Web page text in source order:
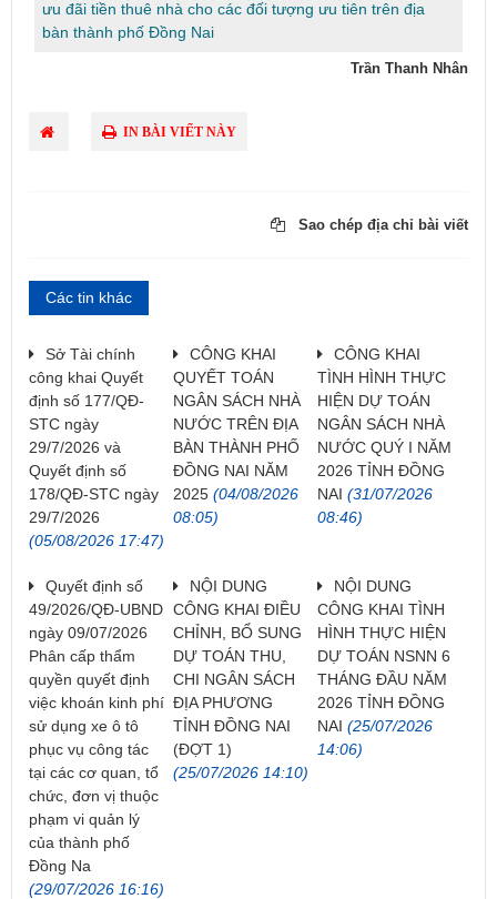
ưu đãi tiền thuê nhà cho các đối tượng ưu tiên trên địa
bàn thành phố Đồng Nai
Trần Thanh Nhân
IN BÀI VIẾT NÀY
Sao chép địa chỉ bài viết
Các tin khác
Sở Tài chính
công khai Quyết
định số 177/QĐ-
STC ngày
29/7/2026 và
Quyết định số
178/QĐ-STC ngày
29/7/2026
(05/08/2026 17:47)
CÔNG KHAI
QUYẾT TOÁN
NGÂN SÁCH NHÀ
NƯỚC TRÊN ĐỊA
BÀN THÀNH PHỐ
ĐỒNG NAI NĂM
2025(04/08/2026
08:05)
CÔNG KHAI
TÌNH HÌNH THỰC
HIỆN DỰ TOÁN
NGÂN SÁCH NHÀ
NƯỚC QUÝ I NĂM
2026 TỈNH ĐỒNG
NAI (31/07/2026
08:46)
Quyết định số
49/2026/QĐ-UBND
ngày 09/07/2026
Phân cấp thẩm
quyền quyết định
việc khoán kinh phí
sử dụng xe ô tô
phục vụ công tác
tại các cơ quan, tổ
chức, đơn vị thuộc
phạm vi quản lý
của thành phố
Đồng Na
(29/07/2026 16:16)
NỘI DUNG
CÔNG KHAI ĐIỀU
CHỈNH, BỔ SUNG
DỰ TOÁN THU,
CHI NGÂN SÁCH
ĐỊA PHƯƠNG
TỈNH ĐỒNG NAI
(ĐỢT 1)
(25/07/2026 14:10)
NỘI DUNG
CÔNG KHAI TÌNH
HÌNH THỰC HIỆN
DỰ TOÁN NSNN 6
THÁNG ĐẦU NĂM
2026 TỈNH ĐỒNG
NAI (25/07/2026
14:06)